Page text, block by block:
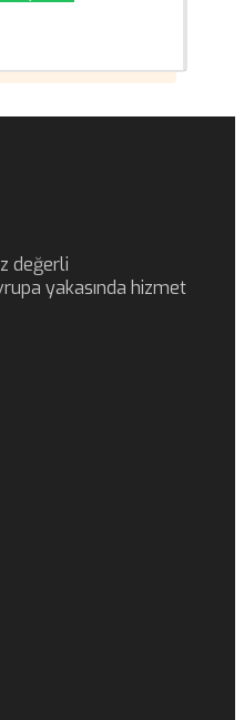
değerli
yakasında hizmet